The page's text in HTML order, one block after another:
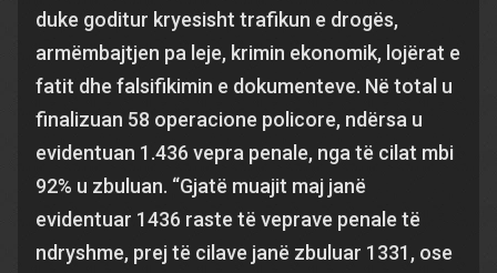
duke goditur kryesisht trafikun e drogës,
armëmbajtjen pa leje, krimin ekonomik, lojërat e
fatit dhe falsifikimin e dokumenteve. Në total u
finalizuan 58 operacione policore, ndërsa u
evidentuan 1.436 vepra penale, nga të cilat mbi
92% u zbuluan. “Gjatë muajit maj janë
evidentuar 1436 raste të veprave penale të
ndryshme, prej të cilave janë zbuluar 1331, ose